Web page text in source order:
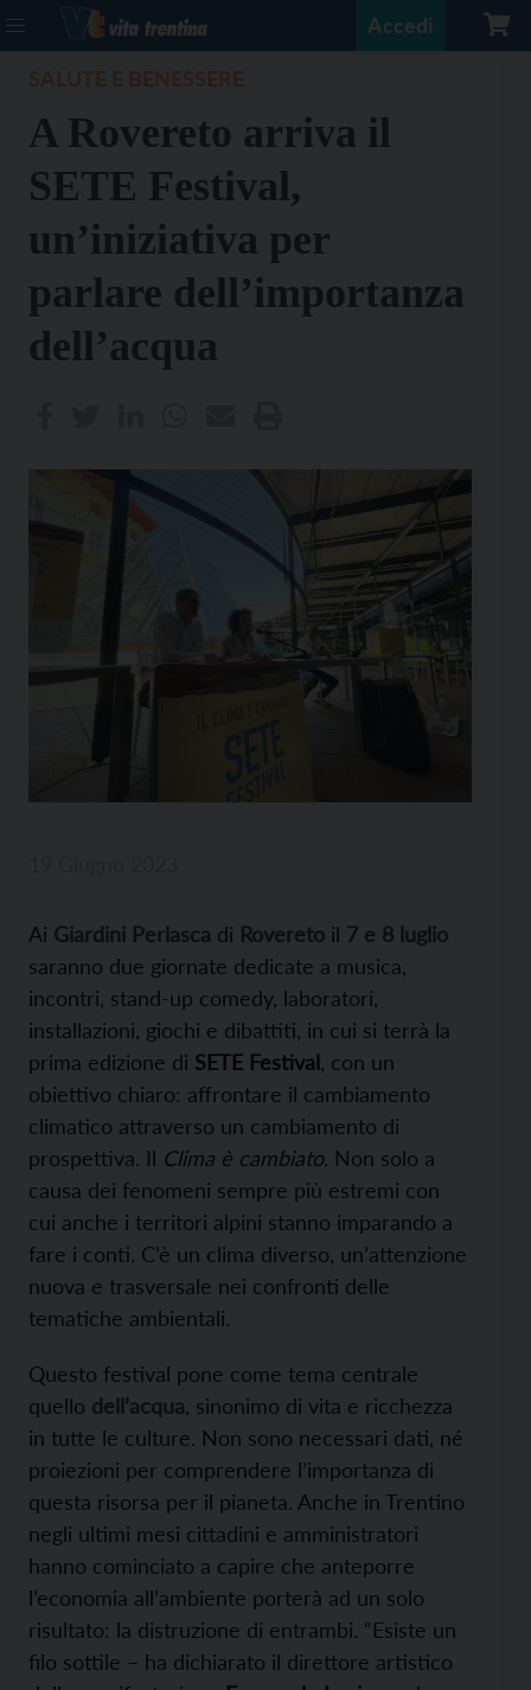
Accedi
A Rovereto arriva il
SETE Festival,
un’iniziativa per
parlare dell’importanza
dell’acqua
Ai Giardini Perlasca di Rovereto il 7 e 8 luglio
saranno due giornate dedicate a musica,
incontri, stand-up comedy, laboratori,
installazioni, giochi e dibattiti, in cui si terrà la
prima edizione di SETE Festival, con un
obiettivo chiaro: affrontare il cambiamento
climatico attraverso un cambiamento di
prospettiva. Il Clima è cambiato. Non solo a
causa dei fenomeni sempre più estremi con
cui anche i territori alpini stanno imparando a
fare i conti. C’è un clima diverso, un’attenzione
nuova e trasversale nei confronti delle
tematiche ambientali.
Questo festival pone come tema centrale
quello dell’acqua, sinonimo di vita e ricchezza
in tutte le culture. Non sono necessari dati, né
proiezioni per comprendere l’importanza di
questa risorsa per il pianeta. Anche in Trentino
negli ultimi mesi cittadini e amministratori
hanno cominciato a capire che anteporre
l’economia all’ambiente porterà ad un solo
risultato: la distruzione di entrambi. “Esiste un
filo sottile – ha dichiarato il direttore artistico